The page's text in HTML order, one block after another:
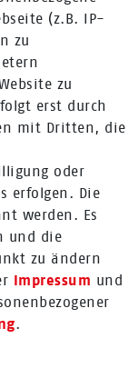
(z.B. IP-
zu
zu
erst durch
mit Dritten, die
oder
erfolgen. Die
werden. Es
und die
zu ändern
Impressum und
.